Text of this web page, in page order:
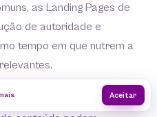
as Landing Pages de
de autoridade e
tempo em que nutrem a
de usuário positiva de
. Aceitar